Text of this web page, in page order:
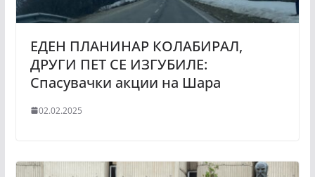
ЕДЕН ПЛАНИНАР КОЛАБИРАЛ,
ДРУГИ ПЕТ СЕ ИЗГУБИЛЕ:
Спасувачки акции на Шара
02.02.2025